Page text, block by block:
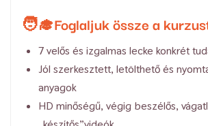
🧑‍🎓Foglaljuk össze a
7 velős és izgalmas lecke konkrét
Jól szerkesztett, letölthető és
anyagok
HD minőségű, végig beszélős,